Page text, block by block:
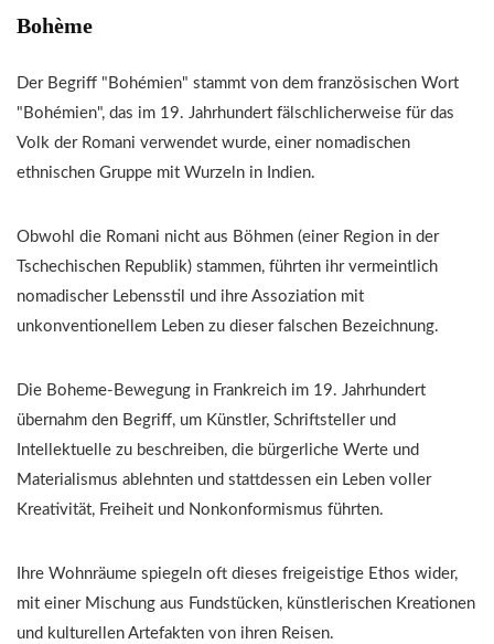
Bohème
Der Begriff "Bohémien" stammt von dem französischen Wort
"Bohémien", das im 19. Jahrhundert fälschlicherweise für das
Volk der Romani verwendet wurde, einer nomadischen
ethnischen Gruppe mit Wurzeln in Indien.
Obwohl die Romani nicht aus Böhmen (einer Region in der
Tschechischen Republik) stammen, führten ihr vermeintlich
nomadischer Lebensstil und ihre Assoziation mit
unkonventionellem Leben zu dieser falschen Bezeichnung.
Die Boheme-Bewegung in Frankreich im 19. Jahrhundert
übernahm den Begriff, um Künstler, Schriftsteller und
Intellektuelle zu beschreiben, die bürgerliche Werte und
Materialismus ablehnten und stattdessen ein Leben voller
Kreativität, Freiheit und Nonkonformismus führten.
Ihre Wohnräume spiegeln oft dieses freigeistige Ethos wider,
mit einer Mischung aus Fundstücken, künstlerischen Kreationen
und kulturellen Artefakten von ihren Reisen.